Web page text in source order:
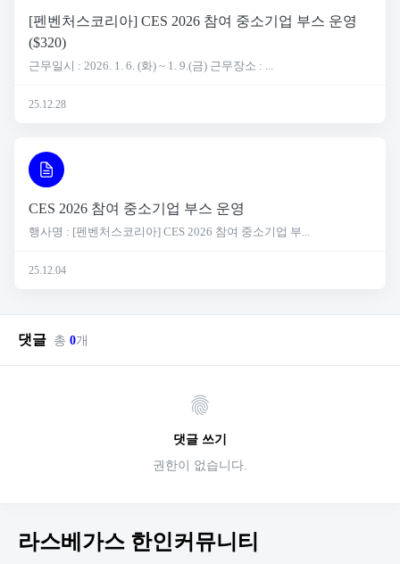
[펜벤처스코리아] CES 2026 참여 중소기업 부스 운영
($320)
근무일시 : 2026. 1. 6. (화) ~ 1. 9.(금) 근무장소 : ...
25.12.28
CES 2026 참여 중소기업 부스 운영
행사명 : [펜벤처스코리아] CES 2026 참여 중소기업 부...
25.12.04
댓글 총 0개
댓글 쓰기
권한이 없습니다.
라스베가스 한인커뮤니티